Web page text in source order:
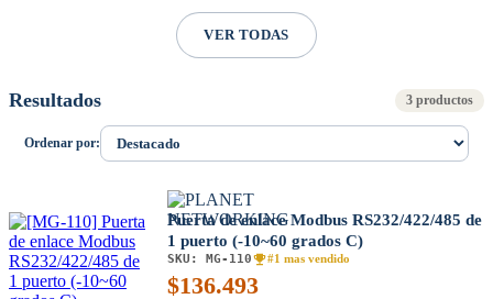
VER TODAS
Resultados 3 productos
Ordenar por:
Puerta de enlace Modbus RS232/422/485 de
1 puerto (-10~60 grados C)
SKU: MG-110 #1 mas vendido
$136.493